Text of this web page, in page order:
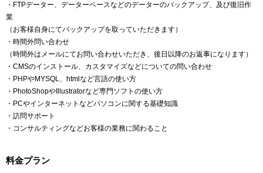
・FTPデーター、データーベースなどのデーターのバックアップ、及び復旧作
業
（お客様自身にてバックアップを取っていただきます）
・時間外問い合わせ
（時間外はメールにてお問い合わせいただき、後日以降のお返事になります）
・CMSのインストール、カスタマイズなどについての問い合わせ
・PHPやMYSQL、htmlなど言語の使い方
・PhotoShopやIllustratorなど専門ソフトの使い方
・PCやインターネットなどパソコンに関する基礎知識
・訪問サポート
・コンサルティングなどお客様の業務に関わること
料金プラン